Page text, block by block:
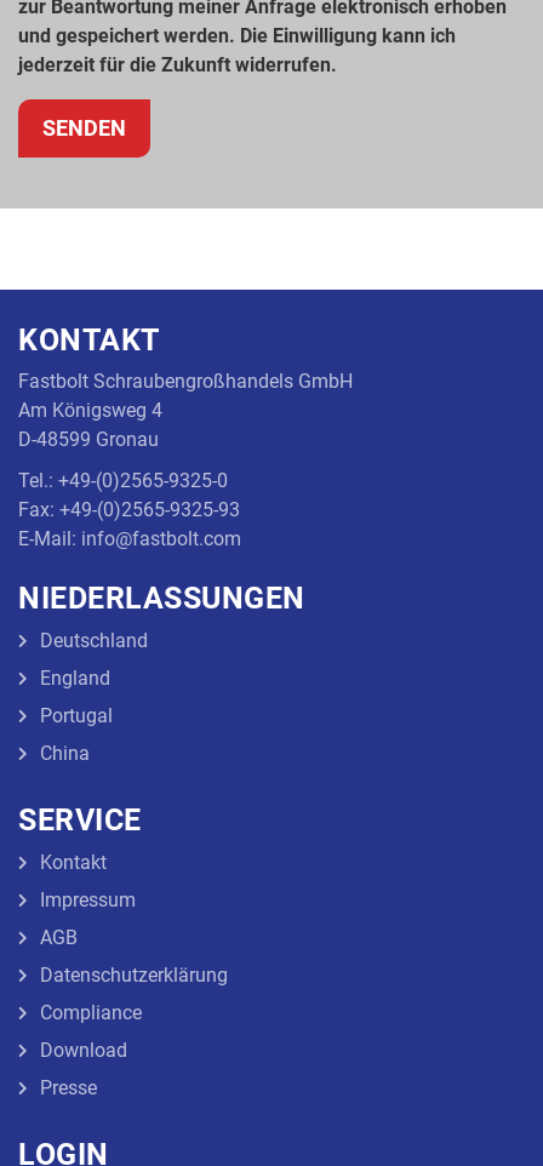
zur Beantwortung meiner Anfrage elektronisch erhoben
und gespeichert werden. Die Einwilligung kann ich
jederzeit für die Zukunft widerrufen.
KONTAKT
Fastbolt Schraubengroßhandels GmbH
Am Königsweg 4
D-48599 Gronau
Tel.: +49-(0)2565-9325-0
Fax: +49-(0)2565-9325-93
E-Mail: info@fastbolt.com
NIEDERLASSUNGEN
Deutschland
England
Portugal
China
SERVICE
Kontakt
Impressum
AGB
Datenschutzerklärung
Compliance
Download
Presse
LOGIN